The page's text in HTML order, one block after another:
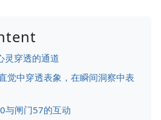
灵穿透的通道
觉中穿透表象，在瞬间洞察中表
与闸门57的互动